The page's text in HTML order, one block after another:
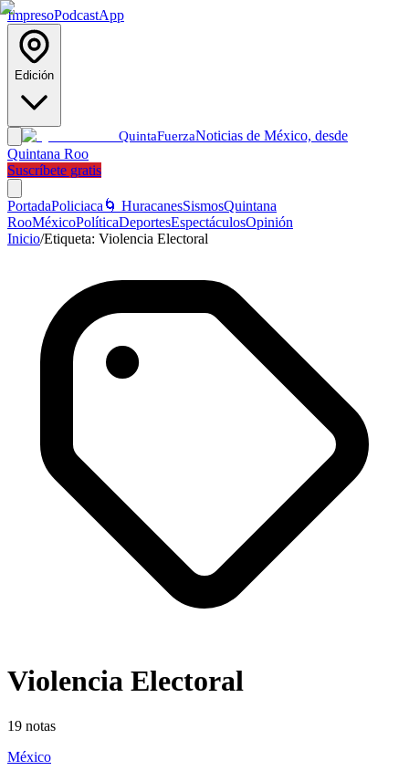
ImpresoPodcastApp
Edición
QuintaFuerzaNoticias de México, desde
Quintana Roo
Suscríbete gratis
PortadaPoliciaca 🌀 HuracanesSismosQuintana
RooMéxicoPolíticaDeportesEspectáculosOpinión
Inicio/Etiqueta: Violencia Electoral
Violencia Electoral
19 notas
México